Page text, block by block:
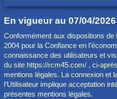
Photos▼
Club
Agenda
liens
Nos constructions
En vigueur au 07/04/2026
Conformément aux dispositions de
2004 pour la Confiance en
connaissance des utilisateurs et
du site https://rcm45.com/ , ci-
mentions légales. La connexion et
l’Utilisateur implique acceptation
présentes mentions légales.